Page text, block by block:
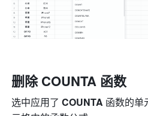
删除 COUNTA 函数
选中应用了 COUNTA 函数的单